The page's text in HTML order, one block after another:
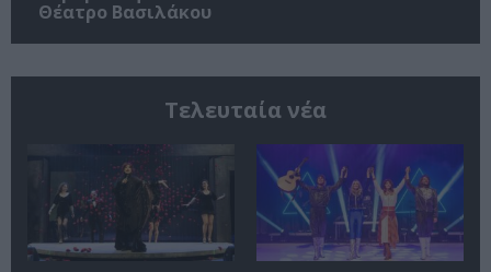
Θέατρο Βασιλάκου
Τελευταία νέα